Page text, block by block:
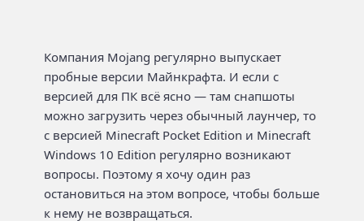
Компания Mojang регулярно выпускает
пробные версии Майнкрафта. И если с
версией для ПК всё ясно — там снапшоты
можно загрузить через обычный лаунчер, то
с версией Minecraft Pocket Edition и Minecraft
Windows 10 Edition регулярно возникают
вопросы. Поэтому я хочу один раз
остановиться на этом вопросе, чтобы больше
к нему не возвращаться.